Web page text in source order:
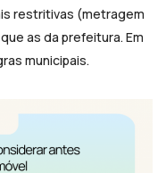
restritivas (metragem
as da prefeitura. Em
municipais.